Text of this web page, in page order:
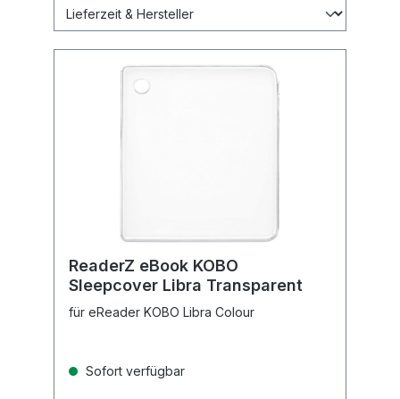
ReaderZ eBook KOBO
Sleepcover Libra Transparent
für eReader KOBO Libra Colour
Sofort verfügbar